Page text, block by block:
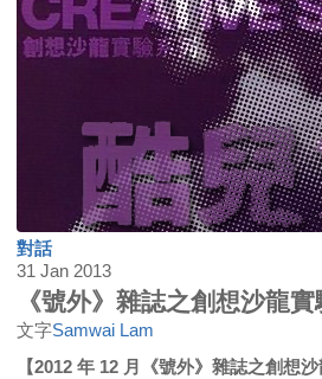
對話
31 Jan 2013
《號外》雜誌之創想沙龍
文字Samwai Lam
【2012 年 12 月《號外》雜誌之創